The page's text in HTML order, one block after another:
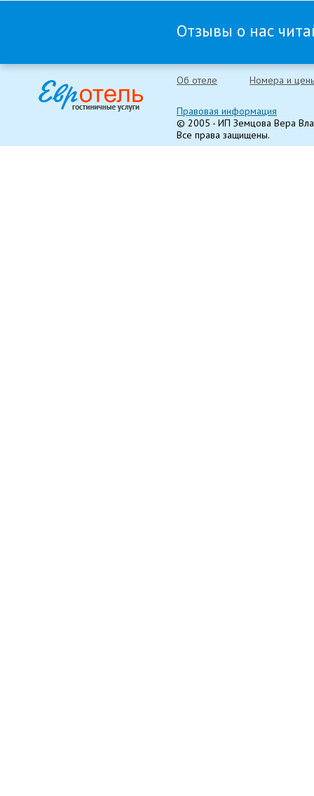
Отзывы о нас
Об отеле Номера и
Правовая информация
© 2005 - ИП Земцова Вера
Все права защищены.